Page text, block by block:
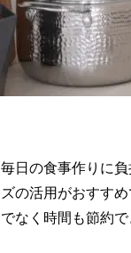
日の食事作りに
の活用がおすす
なく時間も節約で